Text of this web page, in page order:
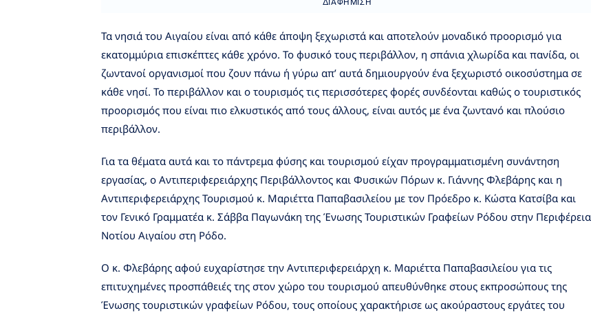
Τα νησιά του Αιγαίου είναι από κάθε άποψη ξεχωριστά και αποτελούν μοναδικό προορισμό για
εκατομμύρια επισκέπτες κάθε χρόνο. Το φυσικό τους περιβάλλον, η σπάνια χλωρίδα και πανίδα, οι
ζωντανοί οργανισμοί που ζουν πάνω ή γύρω απ’ αυτά δημιουργούν ένα ξεχωριστό οικοσύστημα σε
κάθε νησί. Το περιβάλλον και ο τουρισμός τις περισσότερες φορές συνδέονται καθώς ο τουριστικός
προορισμός που είναι πιο ελκυστικός από τους άλλους, είναι αυτός με ένα ζωντανό και πλούσιο
περιβάλλον.
Για τα θέματα αυτά και το πάντρεμα φύσης και τουρισμού είχαν προγραμματισμένη συνάντηση
εργασίας, ο Αντιπεριφερειάρχης Περιβάλλοντος και Φυσικών Πόρων κ. Γιάννης Φλεβάρης και η
Αντιπεριφερειάρχης Τουρισμού κ. Μαριέττα Παπαβασιλείου με τον Πρόεδρο κ. Κώστα Κατσίβα και
τον Γενικό Γραμματέα κ. Σάββα Παγωνάκη της Ένωσης Τουριστικών Γραφείων Ρόδου στην Περιφέρεια
Νοτίου Αιγαίου στη Ρόδο.
Ο κ. Φλεβάρης αφού ευχαρίστησε την Αντιπεριφερειάρχη κ. Μαριέττα Παπαβασιλείου για τις
επιτυχημένες προσπάθειές της στον χώρο του τουρισμού απευθύνθηκε στους εκπροσώπους της
Ένωσης τουριστικών γραφείων Ρόδου, τους οποίους χαρακτήρισε ως ακούραστους εργάτες του